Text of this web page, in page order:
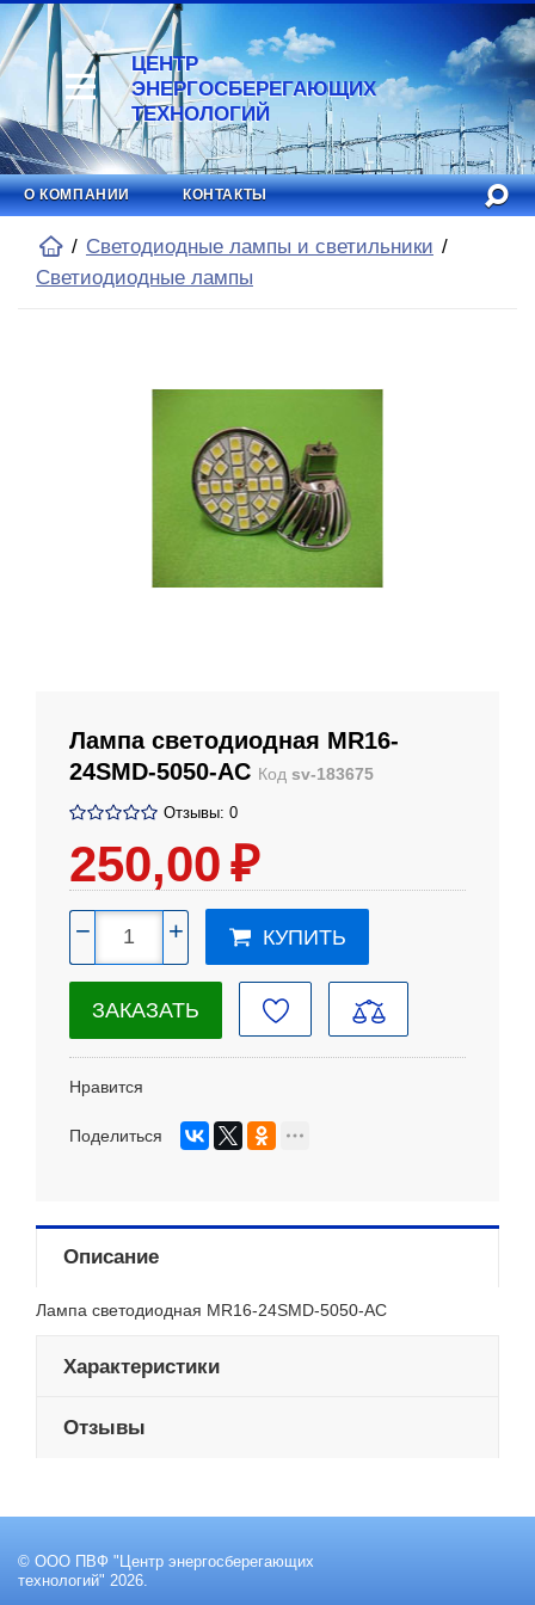
ЦЕНТР
ЭНЕРГОСБЕРЕГАЮЩИХ
ТЕХНОЛОГИЙ
О КОМПАНИИ КОНТАКТЫ
Светодиодные лампы и светильники
Светиодиодные лампы
Лампа светодиодная MR16-
24SMD-5050-AC Код sv-183675
Отзывы: 0
250,00₽
− + КУПИТЬ
ЗАКАЗАТЬ
Нравится
Поделиться
Описание
Лампа светодиодная MR16-24SMD-5050-AC
Характеристики
Отзывы
© ООО ПВФ "Центр энергосберегающих
технологий" 2026.